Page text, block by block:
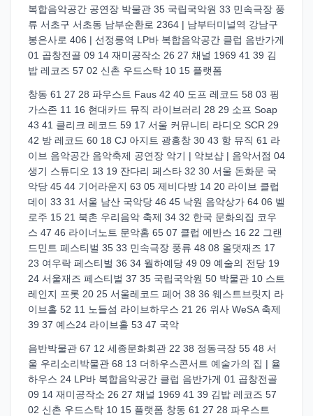
복합음악공간 공연장 박물관 35 국립국악원 33 민속극장 풍
류 서초구 서초동 남부순환로 2364 | 남부터미널역 강남구
봉은사로 406 | 선정릉역 LP바 복합음악공간 클럽 음반가게
01 곱창전골 09 14 재미공작소 26 27 채널 1969 41 39 김
밥 레코즈 57 02 신촌 우드스탁 10 15 플랫폼
창동 61 27 28 파우스트 Faus 42 40 도프 레코드 58 03 핑
가스존 11 16 현대카드 뮤직 라이브러리 28 29 소프 Soap
43 41 클리크 레코드 59 17 서울 커뮤니티 라디오 SCR 29
42 방 레코드 60 18 CJ 아지트 광흥창 30 43 항 뮤직 61 라
이브 음악공간 음악축제 공연장 악기 | 악보샵 | 음악서점 04
생기 스튜디오 13 19 잔다리 페스타 32 30 서울 돈화문 국
악당 45 44 기어라운지 63 05 제비다방 14 20 라이브 클럽
데이 33 31 서울 남산 국악당 46 45 낙원 음악상가 64 06 벨
로주 15 21 북촌 우리음악 축제 34 32 한국 문화의집 코우
스 47 46 라이너노트 문악홈 65 07 클럽 에반스 16 22 그랜
드민트 페스티벌 35 33 민속극장 풍류 48 08 올댓재즈 17
23 여우락 페스티벌 36 34 월하예당 49 09 예술의 전당 19
24 서울재즈 페스티벌 37 35 국립국악원 50 박물관 10 스트
레인지 프롯 20 25 서울레코드 페어 38 36 웨스트브릿지 라
이브홀 52 11 노들섬 라이브하우스 21 26 위사 WeSA 축제
39 37 예스24 라이브홀 53 47 국악
음반박물관 67 12 세종문화회관 22 38 정동극장 55 48 서
울 우리소리박물관 68 13 더하우스콘서트 예술가의 집 | 율
하우스 24 LP바 복합음악공간 클럽 음반가게 01 곱창전골
09 14 재미공작소 26 27 채널 1969 41 39 김밥 레코즈 57
02 신촌 우드스탁 10 15 플랫폼 창동 61 27 28 파우스트